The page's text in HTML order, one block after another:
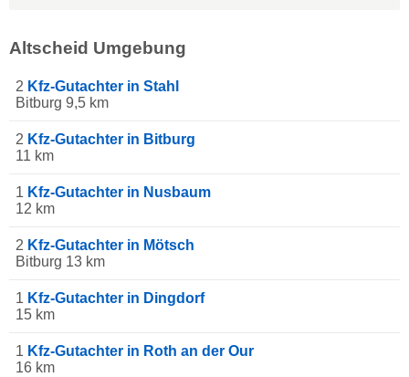
Altscheid Umgebung
2 Kfz-Gutachter in Stahl
Bitburg 9,5 km
2 Kfz-Gutachter in Bitburg
11 km
1 Kfz-Gutachter in Nusbaum
12 km
2 Kfz-Gutachter in Mötsch
Bitburg 13 km
1 Kfz-Gutachter in Dingdorf
15 km
1 Kfz-Gutachter in Roth an der Our
16 km